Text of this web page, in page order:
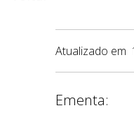
Atualizado em
Ementa: